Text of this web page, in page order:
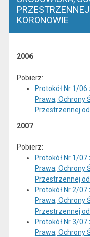
KORONOWIE
2006
Pobierz:
Protokół Nr 1/
Prawa, Ochrony
Przestrzennej
2007
Pobierz:
Protokół Nr 1/
Prawa, Ochrony
Przestrzennej
Protokół Nr 2/
Prawa, Ochrony
Przestrzennej
Protokół Nr 3/
Prawa, Ochrony